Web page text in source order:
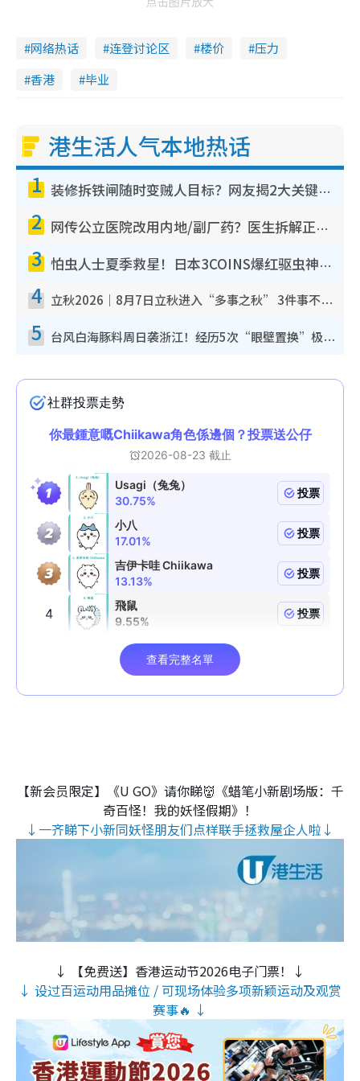
网络热话 连登讨论区 楼价
压力
香港
毕业
港生活人气本地热话
1 装修拆铁闸随时变贼人目标？网友揭2大关键用途：装新款等于白装？附新旧铁闸分别
2 网传公立医院改用内地/副厂药？医生拆解正副厂分别，揭4类人换药随时出事
3 怕虫人士夏季救星！日本3COINS爆红驱虫神器$45起 1招“全程免触碰”轻松搞定小强
4 立秋2026｜8月7日立秋进入“多事之秋” 3件事不可做！专家教6招开运 清杂物／钱包纳气接好运
5 台风白海豚料周日袭浙江！经历5次“眼壁置换”极罕见 成登陆内地最长途台风
【新会员限定】《U GO》请你睇👹《蜡笔小新剧场版：千
奇百怪！我的妖怪假期》！
↓一齐睇下小新同妖怪朋友们点样联手拯救屋企人啦↓
↓ 【免费送】香港运动节2026电子门票！↓
↓ 设过百运动用品摊位 / 可现场体验多项新颖运动及观赏
赛事🔥 ↓